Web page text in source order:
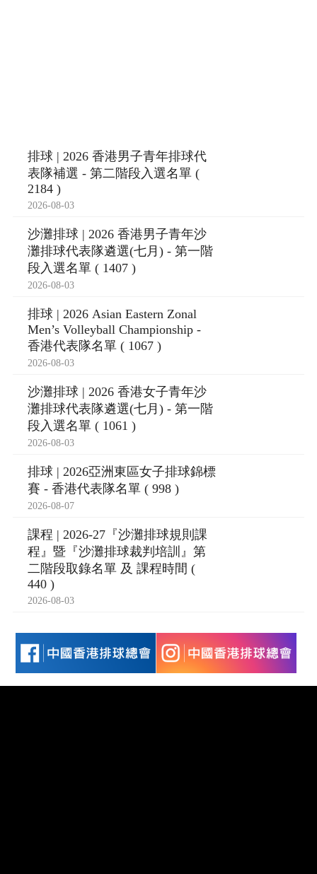
排球 | 2026 香港男子青年排球代
表隊補選 - 第二階段入選名單 (
2184 )
2026-08-03
沙灘排球 | 2026 香港男子青年沙
灘排球代表隊遴選(七月) - 第一階
段入選名單 ( 1407 )
2026-08-03
排球 | 2026 Asian Eastern Zonal
Men’s Volleyball Championship -
香港代表隊名單 ( 1067 )
2026-08-03
沙灘排球 | 2026 香港女子青年沙
灘排球代表隊遴選(七月) - 第一階
段入選名單 ( 1061 )
2026-08-03
排球 | 2026亞洲東區女子排球錦標
賽 - 香港代表隊名單 ( 998 )
2026-08-07
課程 | 2026-27『沙灘排球規則課
程』暨『沙灘排球裁判培訓』第
二階段取錄名單 及 課程時間 (
440 )
2026-08-03